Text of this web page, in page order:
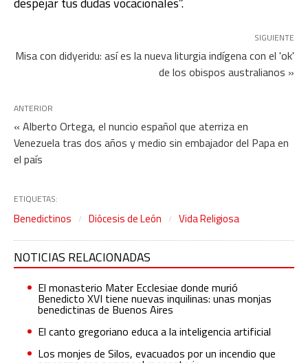
SIGUIENTE
Misa con didyeridu: así es la nueva liturgia indígena con el 'ok'
de los obispos australianos »
ANTERIOR
« Alberto Ortega, el nuncio español que aterriza en
Venezuela tras dos años y medio sin embajador del Papa en
el país
ETIQUETAS:
Benedictinos Diócesis de León Vida Religiosa
NOTICIAS RELACIONADAS
El monasterio Mater Ecclesiae donde murió
Benedicto XVI tiene nuevas inquilinas: unas monjas
benedictinas de Buenos Aires
El canto gregoriano educa a la inteligencia artificial
Los monjes de Silos, evacuados por un incendio que